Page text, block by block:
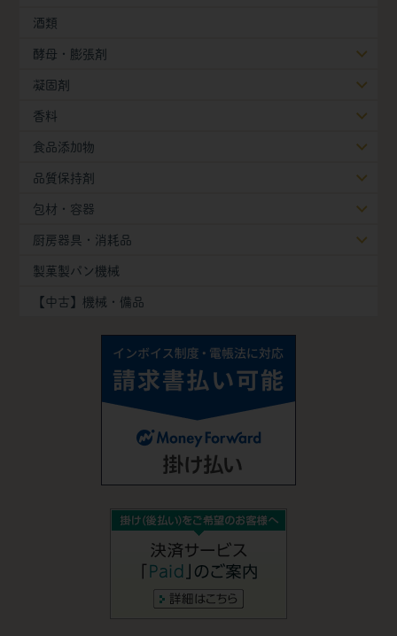
酒類
酵母・膨張剤
凝固剤
香料
食品添加物
品質保持剤
包材・容器
厨房器具・消耗品
製菓製パン機械
【中古】機械・備品